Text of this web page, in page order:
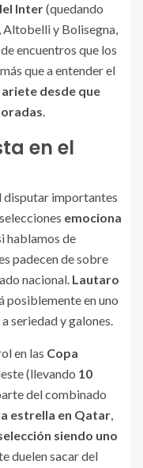
Inter(quedando
Altobelli y Bolisegna,
encuentros que los
que a entender el
desde que
.
en el
disputar importantes
emociona
hablamos de
padecen de sobre
nacional. Lautaro
posiblemente en uno
seriedad y galones.
en las Copa
(llevando 10
del combinado
estrella en Qatar,
siendo uno
duelen sacar del